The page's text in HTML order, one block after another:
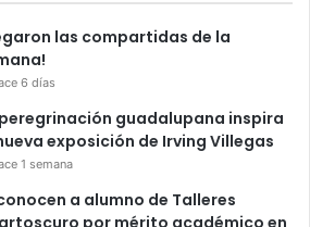
las compartidas de la
6 días
guadalupana inspira
exposición de Irving Villegas
1 semana
a alumno de Talleres